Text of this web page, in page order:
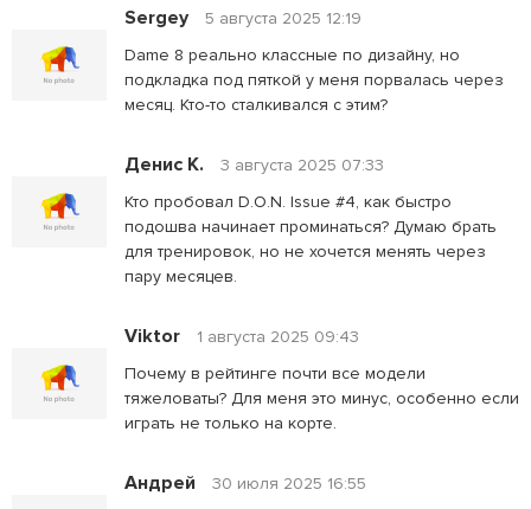
Sergey
5 августа 2025 12:19
Dame 8 реально классные по дизайну, но
подкладка под пяткой у меня порвалась через
месяц. Кто-то сталкивался с этим?
Денис К.
3 августа 2025 07:33
Кто пробовал D.O.N. Issue #4, как быстро
подошва начинает проминаться? Думаю брать
для тренировок, но не хочется менять через
пару месяцев.
Viktor
1 августа 2025 09:43
Почему в рейтинге почти все модели
тяжеловаты? Для меня это минус, особенно если
играть не только на корте.
Андрей
30 июля 2025 16:55